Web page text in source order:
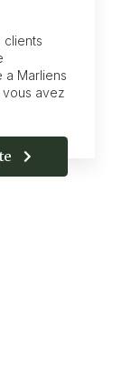
clients
a Marliens
vous avez